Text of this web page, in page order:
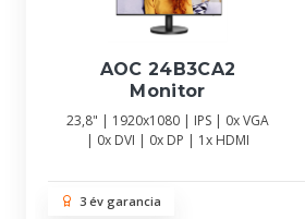
AOC 24B3CA2
Monitor
23,8" | 1920x1080 | IPS | 0x VGA
| 0x DVI | 0x DP | 1x HDMI
3 év garancia